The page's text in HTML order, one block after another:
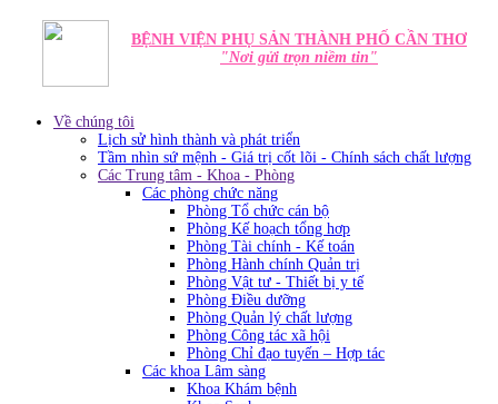
BỆNH VIỆN PHỤ SẢN THÀNH PHỐ CẦN THƠ
"Nơi gửi trọn niềm tin"
Về chúng tôi
Lịch sử hình thành và phát triển
Tầm nhìn sứ mệnh - Giá trị cốt lõi - Chính sách chất lượng
Các Trung tâm - Khoa - Phòng
Các phòng chức năng
Phòng Tổ chức cán bộ
Phòng Kế hoạch tổng hơp
Phòng Tài chính - Kế toán
Phòng Hành chính Quản trị
Phòng Vật tư - Thiết bị y tế
Phòng Điều dưỡng
Phòng Quản lý chất lượng
Phòng Công tác xã hội
Phòng Chỉ đạo tuyến – Hợp tác
Các khoa Lâm sàng
Khoa Khám bệnh